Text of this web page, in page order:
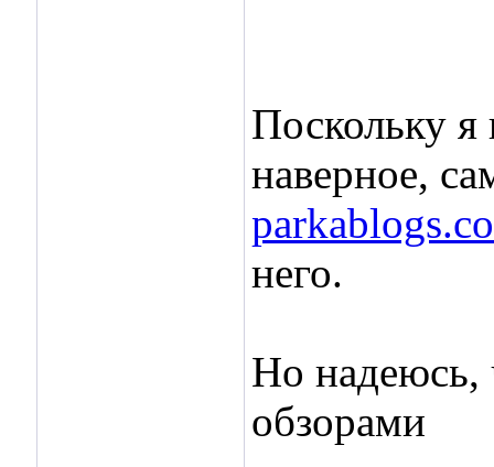
Поскольку я
наверное,
него.
Но надеюсь,
обзорами